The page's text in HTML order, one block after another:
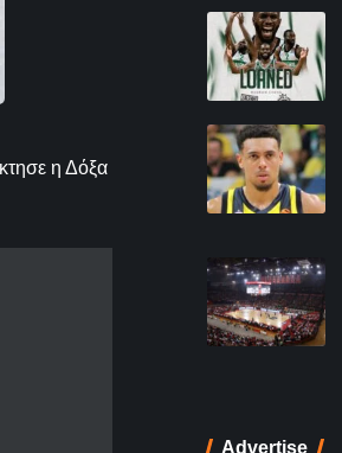
η Δόξα
Advertise